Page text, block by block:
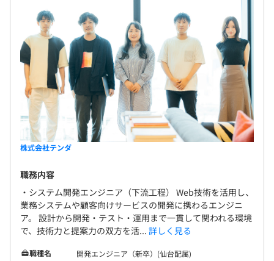
株式会社テンダ
職務内容
・システム開発エンジニア（下流工程） Web技術を活用し、
業務システムや顧客向けサービスの開発に携わるエンジニ
ア。 設計から開発・テスト・運用まで一貫して関われる環境
で、技術力と提案力の双方を活... 詳しく見る
職種名
開発エンジニア（新卒）(仙台配属)